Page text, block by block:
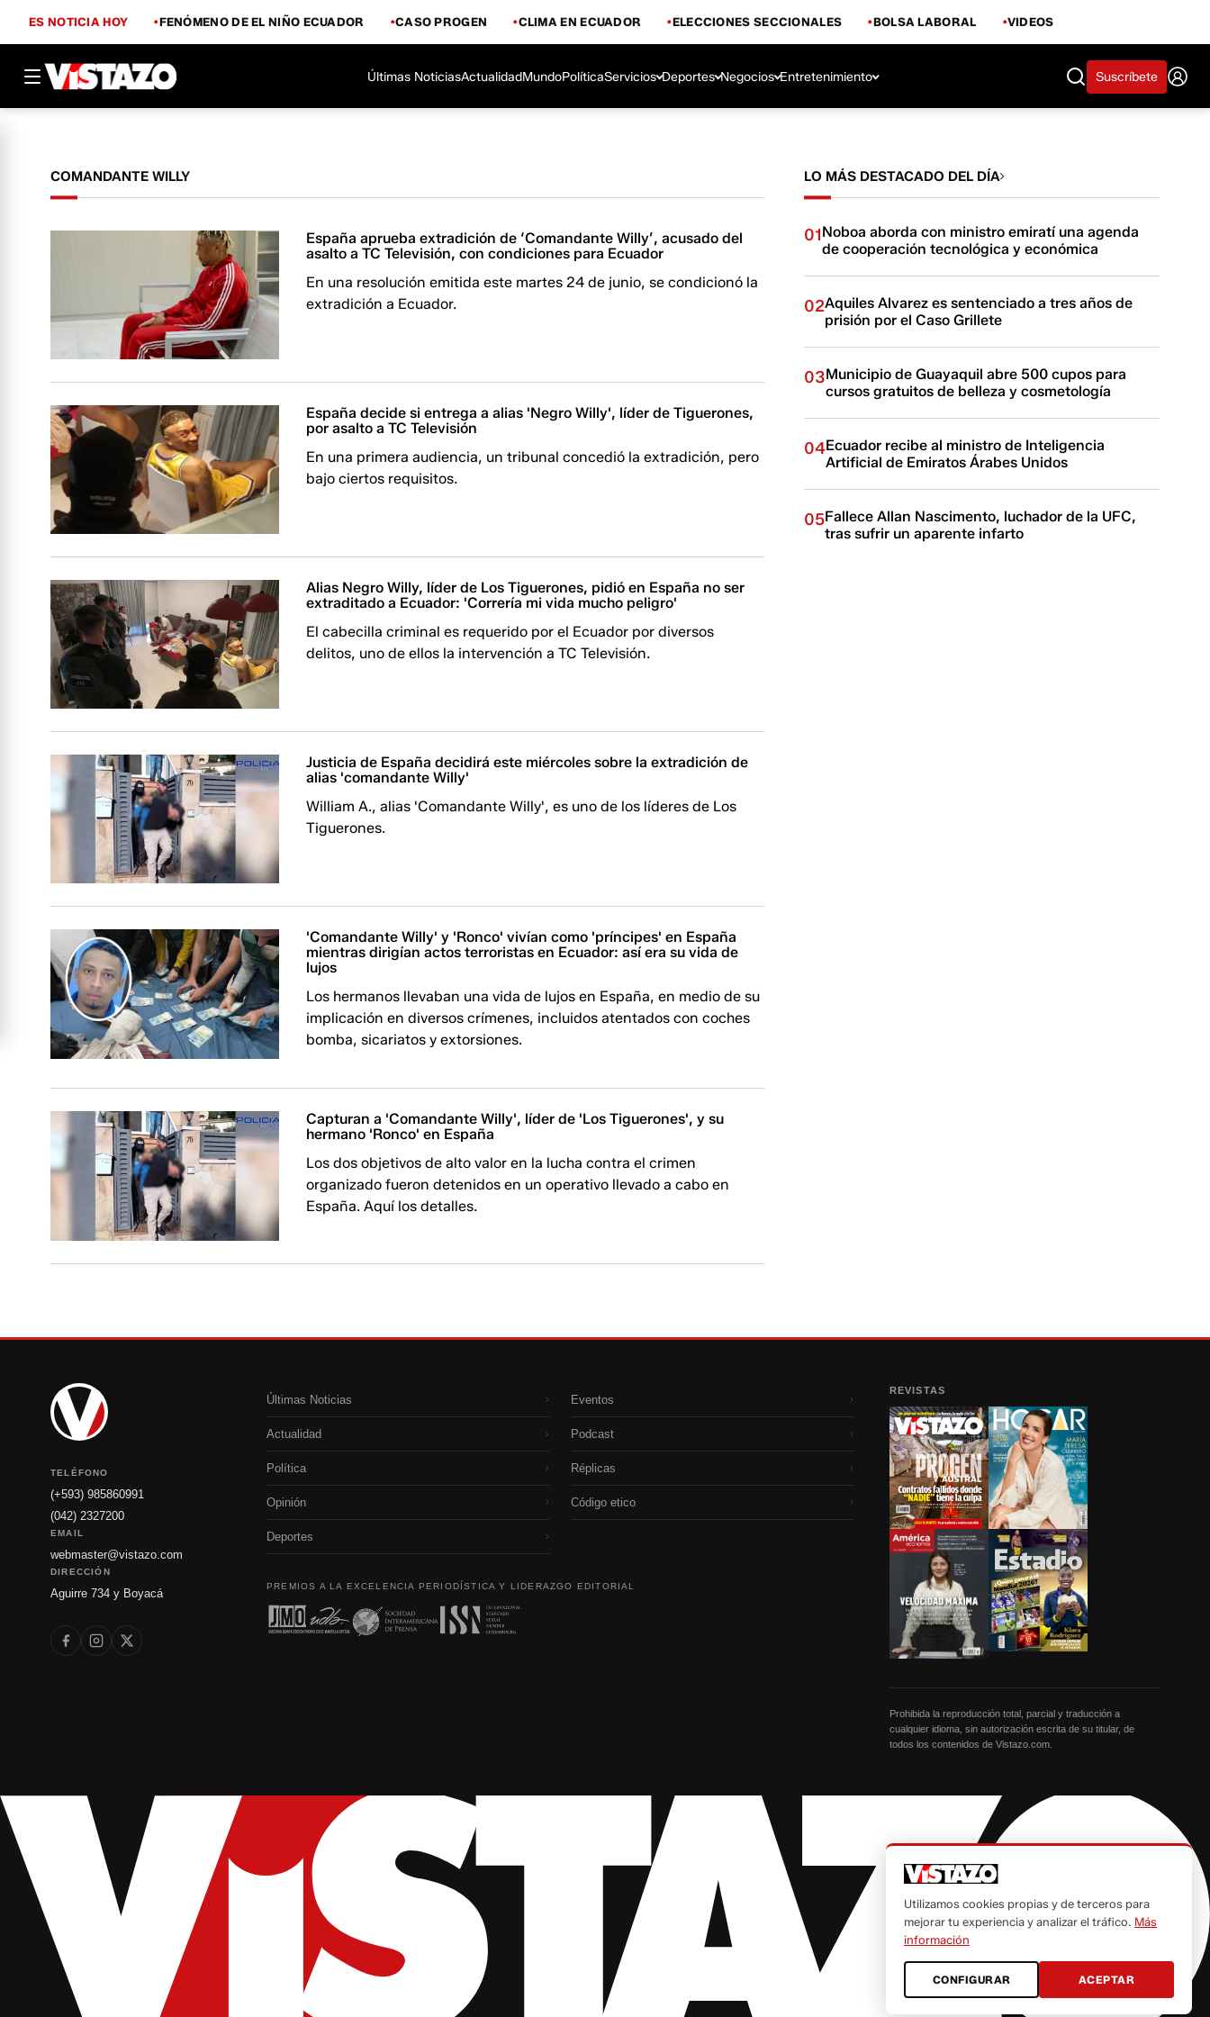
ES NOTICIA HOY FENÓMENO DE EL NIÑO ECUADOR CASO PROGEN CLIMA EN ECUADOR ELECCIONES SECCIONALES BOLSA LABORAL VIDEOS
Últimas NoticiasActualidadMundoPolíticaServicios Deportes Negocios Entretenimiento Suscríbete
COMANDANTE WILLY
España aprueba extradición de ‘Comandante Willy’, acusado del
asalto a TC Televisión, con condiciones para Ecuador
En una resolución emitida este martes 24 de junio, se condicionó la
extradición a Ecuador.
España decide si entrega a alias 'Negro Willy', líder de Tiguerones,
por asalto a TC Televisión
En una primera audiencia, un tribunal concedió la extradición, pero
bajo ciertos requisitos.
Alias Negro Willy, líder de Los Tiguerones, pidió en España no ser
extraditado a Ecuador: 'Correría mi vida mucho peligro'
El cabecilla criminal es requerido por el Ecuador por diversos
delitos, uno de ellos la intervención a TC Televisión.
Justicia de España decidirá este miércoles sobre la extradición de
alias 'comandante Willy'
William A., alias 'Comandante Willy', es uno de los líderes de Los
Tiguerones.
'Comandante Willy' y 'Ronco' vivían como 'príncipes' en España
mientras dirigían actos terroristas en Ecuador: así era su vida de
lujos
Los hermanos llevaban una vida de lujos en España, en medio de su
implicación en diversos crímenes, incluidos atentados con coches
bomba, sicariatos y extorsiones.
Capturan a 'Comandante Willy', líder de 'Los Tiguerones', y su
hermano 'Ronco' en España
Los dos objetivos de alto valor en la lucha contra el crimen
organizado fueron detenidos en un operativo llevado a cabo en
España. Aquí los detalles.
LO MÁS DESTACADO DEL DÍA
01Noboa aborda con ministro emiratí una agenda
de cooperación tecnológica y económica
02Aquiles Alvarez es sentenciado a tres años de
prisión por el Caso Grillete
03Municipio de Guayaquil abre 500 cupos para
cursos gratuitos de belleza y cosmetología
04Ecuador recibe al ministro de Inteligencia
Artificial de Emiratos Árabes Unidos
05Fallece Allan Nascimento, luchador de la UFC,
tras sufrir un aparente infarto
TELÉFONO
(+593) 985860991
(042) 2327200
EMAIL
webmaster@vistazo.com
DIRECCIÓN
Aguirre 734 y Boyacá
Últimas Noticias ›
Actualidad ›
Política ›
Opinión ›
Deportes ›
Eventos ›
Podcast ›
Réplicas ›
Código etico ›
PREMIOS A LA EXCELENCIA PERIODÍSTICA Y LIDERAZGO EDITORIAL
REVISTAS
Prohibida la reproducción total, parcial y traducción a
cualquier idioma, sin autorización escrita de su titular, de
todos los contenidos de Vistazo.com.
Utilizamos cookies propias y de terceros para
mejorar tu experiencia y analizar el tráfico. Más
información
CONFIGURAR ACEPTAR